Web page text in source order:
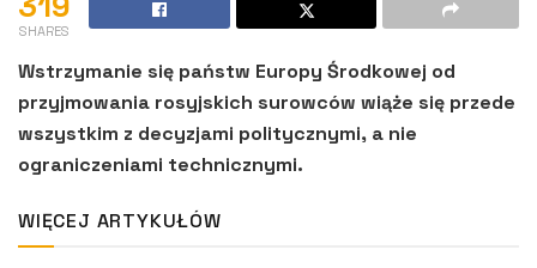
SHARES
Wstrzymanie się państw Europy Środkowej od
przyjmowania rosyjskich surowców wiąże się przede
wszystkim z decyzjami politycznymi, a nie
ograniczeniami technicznymi.
WIĘCEJ ARTYKUŁÓW